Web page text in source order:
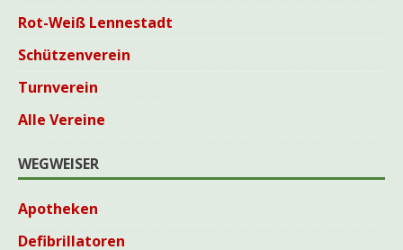
Rot-Weiß Lennestadt
Schützenverein
Turnverein
Alle Vereine
WEGWEISER
Apotheken
Defibrillatoren